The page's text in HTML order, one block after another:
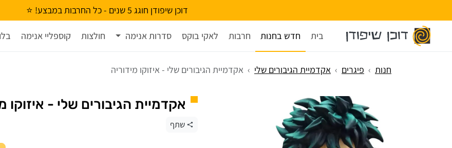
דוכן שיפודן חוגג 5 שנים - כל החרבות במבצע! ⭐
בית חדש בחנות חרבות לאקי בוקס סדרות אנימה חולצות קוספליי אנימה
חנות פיגרים אקדמיית הגיבורים שלי אקדמיית הגיבורים שלי - איזוקו מידוריה
אקדמיית הגיבורים שלי - איזוקו
שתף